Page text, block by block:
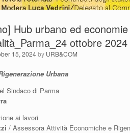
Hub urbano ed
ottobre 2024
15, 2024by URB&COM
Urbana
Sindaco di Parma
ai lavori
/ Assessora Attività Economiche e